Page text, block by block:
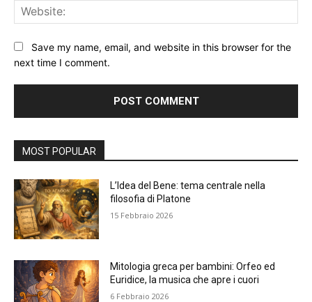
Save my name, email, and website in this browser for the
next time I comment.
MOST POPULAR
L’Idea del Bene: tema centrale nella
filosofia di Platone
15 Febbraio 2026
Mitologia greca per bambini: Orfeo ed
Euridice, la musica che apre i cuori
6 Febbraio 2026